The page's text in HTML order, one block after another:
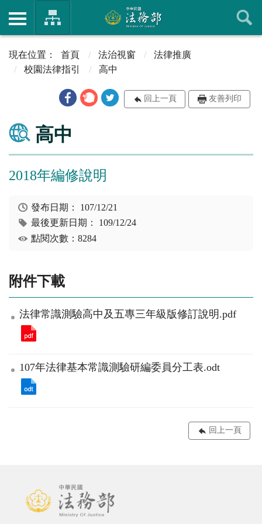
首頁 法治視窗
法律推廣
校園法律指引
高中
回上一頁 友善列印
高中
2018年編修說明
發布日期： 107/12/21
最後更新日期： 109/12/24
點閱次數：8284
附件下載
法律常識測驗高中及五專三年級版修訂說明.pdf
107年法律基本常識測驗研編委員分工表.odt
回上一頁